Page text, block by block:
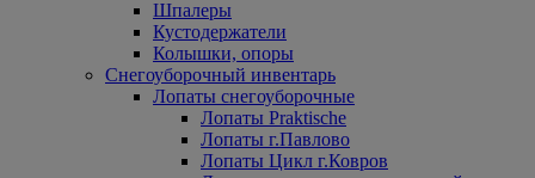
Шпалеры
Кустодержатели
Колышки, опоры
Снегоуборочный инвентарь
Лопаты снегоуборочные
Лопаты Praktische
Лопаты г.Павлово
Лопаты Цикл г.Ковров